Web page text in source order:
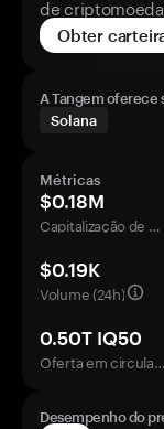
de
Obter
A Tangem oferece
Solana
Métricas
$0.18M
Capitalização de mercado
$0.19K
Volume (24h)
0.50T IQ50
Oferta em circulação
Desempenho do